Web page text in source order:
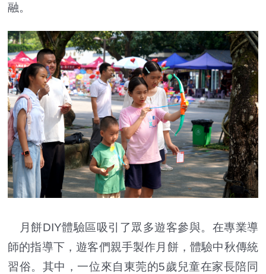
融。
月餅DIY體驗區吸引了眾多遊客參與。在專業導
師的指導下，遊客們親手製作月餅，體驗中秋傳統
習俗。其中，一位來自東莞的5歲兒童在家長陪同